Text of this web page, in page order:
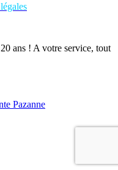
ans ! A votre service, tout
Pazanne